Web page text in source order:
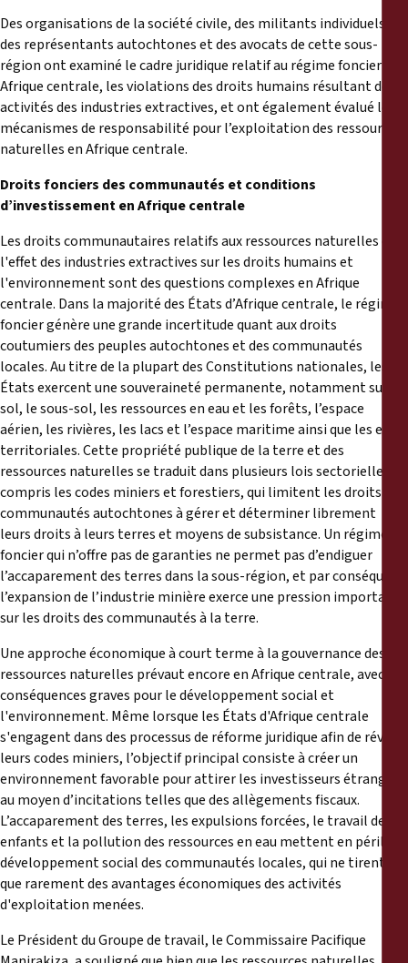
Annual Reports
Des organisations de la société civile, des militants individuels,
des représentants autochtones et des avocats de cette sous-
région ont examiné le cadre juridique relatif au régime foncier en
Afrique centrale, les violations des droits humains résultant des
activités des industries extractives, et ont également évalué les
mécanismes de responsabilité pour l’exploitation des ressources
naturelles en Afrique centrale.
Droits fonciers des communautés et conditions
d’investissement en Afrique centrale
Les droits communautaires relatifs aux ressources naturelles et
l'effet des industries extractives sur les droits humains et
l'environnement sont des questions complexes en Afrique
centrale. Dans la majorité des États d’Afrique centrale, le régime
foncier génère une grande incertitude quant aux droits
coutumiers des peuples autochtones et des communautés
locales. Au titre de la plupart des Constitutions nationales, les
États exercent une souveraineté permanente, notamment sur le
sol, le sous-sol, les ressources en eau et les forêts, l’espace
aérien, les rivières, les lacs et l’espace maritime ainsi que les eaux
territoriales. Cette propriété publique de la terre et des
ressources naturelles se traduit dans plusieurs lois sectorielles, y
compris les codes miniers et forestiers, qui limitent les droits des
communautés autochtones à gérer et déterminer librement
leurs droits à leurs terres et moyens de subsistance. Un régime
foncier qui n’offre pas de garanties ne permet pas d’endiguer
l’accaparement des terres dans la sous-région, et par conséquent
l’expansion de l’industrie minière exerce une pression importante
sur les droits des communautés à la terre.
Une approche économique à court terme à la gouvernance des
ressources naturelles prévaut encore en Afrique centrale, avec des
conséquences graves pour le développement social et
l'environnement. Même lorsque les États d'Afrique centrale
s'engagent dans des processus de réforme juridique afin de réviser
leurs codes miniers, l’objectif principal consiste à créer un
environnement favorable pour attirer les investisseurs étrangers
au moyen d’incitations telles que des allègements fiscaux.
L’accaparement des terres, les expulsions forcées, le travail des
enfants et la pollution des ressources en eau mettent en péril le
développement social des communautés locales, qui ne tirent
que rarement des avantages économiques des activités
d'exploitation menées.
Le Président du Groupe de travail, le Commissaire Pacifique